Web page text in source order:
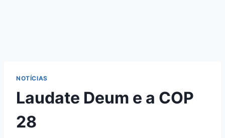
NOTÍCIAS
Laudate Deum e a COP
28